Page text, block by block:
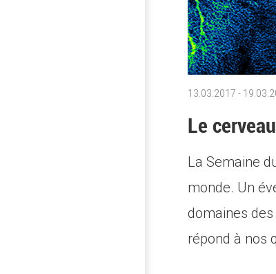
13.03.2017 -
Le
La Semaine
monde. Un
domaines
répond à nos